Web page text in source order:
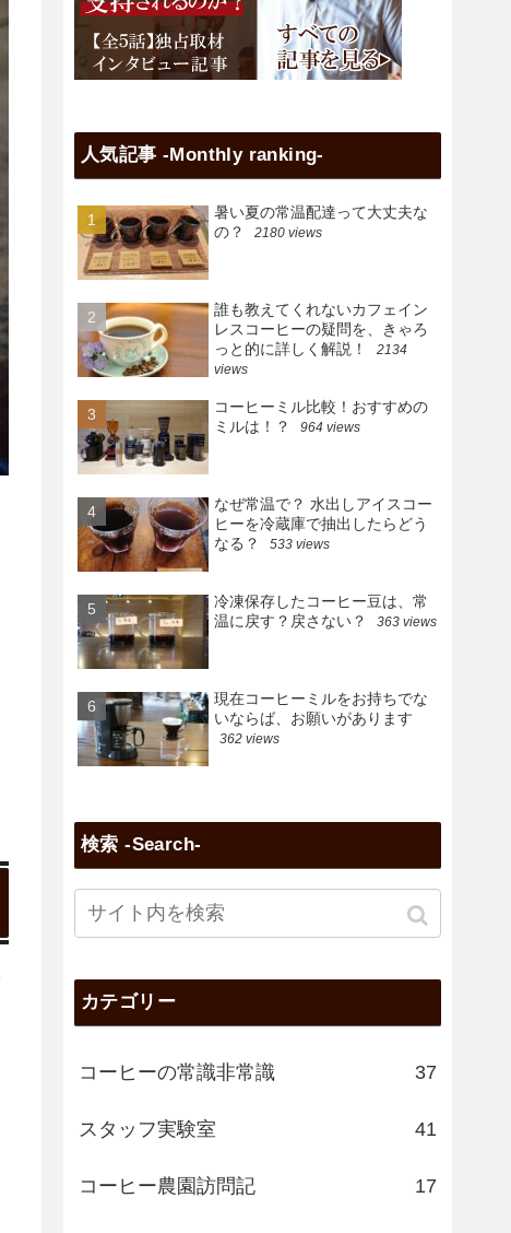
人気記事 -Monthly ranking-
暑い夏の常温配達って大丈夫な
の？
2180 views
誰も教えてくれないカフェイン
レスコーヒーの疑問を、きゃろ
っと的に詳しく解説！
2134
views
コーヒーミル比較！おすすめの
ミルは！？
964 views
なぜ常温で？ 水出しアイスコー
ヒーを冷蔵庫で抽出したらどう
なる？
533 views
冷凍保存したコーヒー豆は、常
温に戻す？戻さない？
363 views
現在コーヒーミルをお持ちでな
いならば、お願いがあります
362 views
検索 -Search-
カテゴリー
コーヒーの常識非常識 37
スタッフ実験室 41
コーヒー農園訪問記 17